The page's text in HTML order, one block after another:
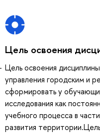
Цель освоения
Цель освоения
управления городским и
сформировать у
исследования как
учебного процесса в
развития